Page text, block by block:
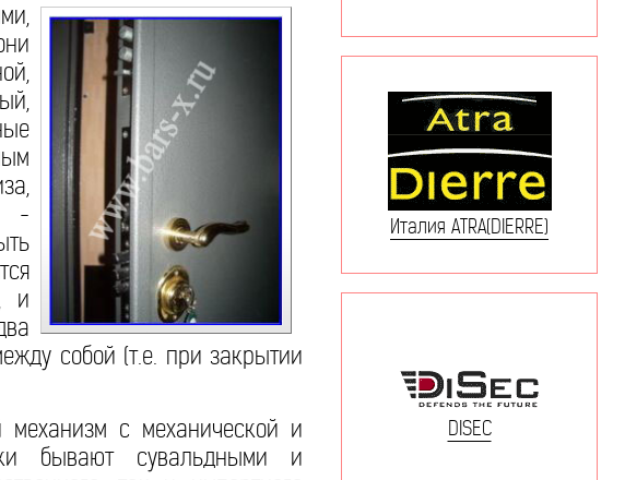
-
и
собой (т.е. при закрытии
механизм с механической и
бывают сувальдными и
Италия ATRA(DIERRE)
DISEC